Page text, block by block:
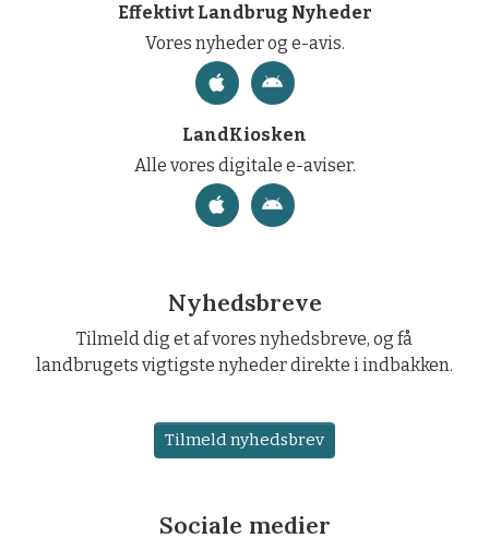
Effektivt Landbrug Nyheder
Vores nyheder og e-avis.
LandKiosken
Alle vores digitale e-aviser.
Nyhedsbreve
Tilmeld dig et af vores nyhedsbreve, og få
landbrugets vigtigste nyheder direkte i indbakken.
Tilmeld nyhedsbrev
Sociale medier